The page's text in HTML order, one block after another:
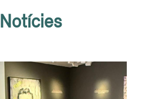
Notícies